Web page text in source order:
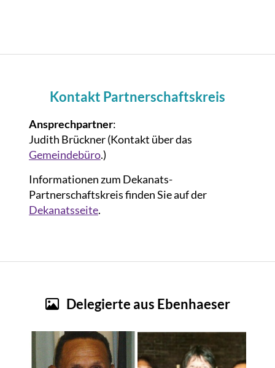
Kontakt Partnerschaftskreis
Ansprechpartner:
Judith Brückner (Kontakt über das
Gemeindebüro.)
Informationen zum Dekanats-
Partnerschaftskreis finden Sie auf der
Dekanatsseite.
Delegierte aus Ebenhaeser